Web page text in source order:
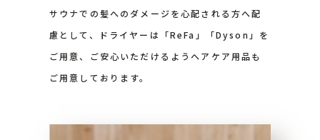
サウナでの髪へのダメージを心配される方へ配
慮として、ドライヤーは「ReFa」「Dyson」を
ご用意、ご安心いただけるようヘアケア用品も
ご用意しております。